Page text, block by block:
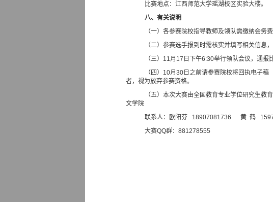
比赛地点：江西师范大学瑶湖校区实验大楼。
八、有关说明
（一）各参赛院校指导教师及领队需缴纳会务费
（二）参赛选手报到时需核实并填写相关信息
（三） 11月 17 日下午6:30举行领队会议，通报
（四） 10月30 日之前请参赛院校将回执电子
者，视为放弃参赛资格。
（五）本次大赛由全国教育专业学位研究生
文学院
联系人：欧阳芬 18907081736黄 鹤
大赛QQ群：881278555